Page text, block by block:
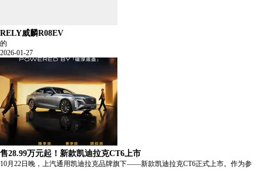
RELY威麟R08EV
的
2026-01-27
售28.99万元起！新款凯迪拉克CT6上市
10月22日晚，上汽通用凯迪拉克品牌旗下——新款凯迪拉克CT6正式上市。作为参